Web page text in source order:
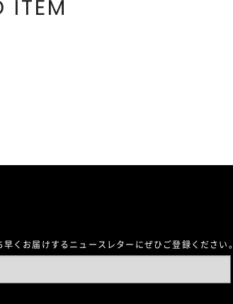
ITEM
くお届けするニュースレターにぜひご登録ください。